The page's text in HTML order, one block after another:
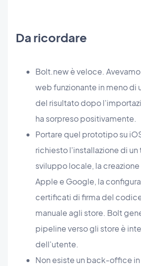
Da ricordare
Bolt.new è veloce.
web funzionante in meno di
del risultato dopo
ha sorpreso positivamente.
Portare quel prototipo su
richiesto l'installazione di
sviluppo locale, la
Apple e Google, la
certificati di firma del
manuale agli store. Bolt
pipeline verso gli store è
dell'utente.
Non esiste un back-office